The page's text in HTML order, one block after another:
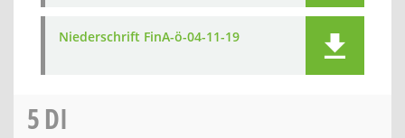
Niederschrift FinA-ö-04-11-19
5DI